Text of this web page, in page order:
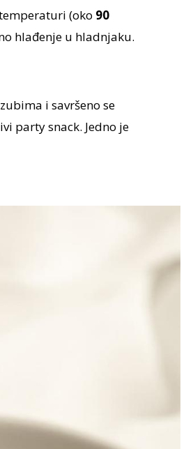
(oko 90
hlađenje u hladnjaku.
i savršeno se
party snack. Jedno je